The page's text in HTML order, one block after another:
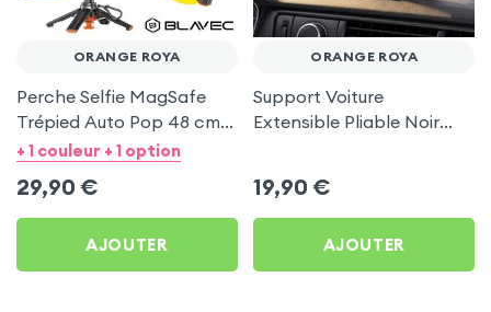
ORANGE ROYA
Perche Selfie MagSafe
Trépied Auto Pop 48 cm
Noir pour Orange Roya
+ 1 couleur + 1 option
29,90 €
AJOUTER
ORANGE ROYA
Support Voiture
Extensible Pliable Noir
19,90 €
AJOUTER